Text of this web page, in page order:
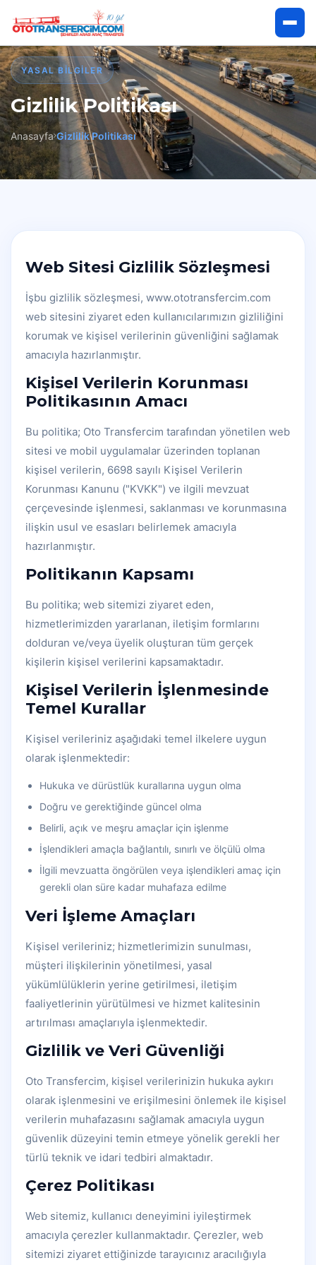
Anasayfa
Hakkımızda
Hizmetlerimiz
İletişim
Çekici Talep Et
YASAL BILGILER
Gizlilik Politikası
Anasayfa Gizlilik Politikası
Web Sitesi Gizlilik Sözleşmesi
İşbu gizlilik sözleşmesi, www.ototransfercim.com
web sitesini ziyaret eden kullanıcılarımızın gizliliğini
korumak ve kişisel verilerinin güvenliğini sağlamak
amacıyla hazırlanmıştır.
Kişisel Verilerin Korunması
Politikasının Amacı
Bu politika; Oto Transfercim tarafından yönetilen web
sitesi ve mobil uygulamalar üzerinden toplanan
kişisel verilerin, 6698 sayılı Kişisel Verilerin
Korunması Kanunu ("KVKK") ve ilgili mevzuat
çerçevesinde işlenmesi, saklanması ve korunmasına
ilişkin usul ve esasları belirlemek amacıyla
hazırlanmıştır.
Politikanın Kapsamı
Bu politika; web sitemizi ziyaret eden,
hizmetlerimizden yararlanan, iletişim formlarını
dolduran ve/veya üyelik oluşturan tüm gerçek
kişilerin kişisel verilerini kapsamaktadır.
Kişisel Verilerin İşlenmesinde
Temel Kurallar
Kişisel verileriniz aşağıdaki temel ilkelere uygun
olarak işlenmektedir:
Hukuka ve dürüstlük kurallarına uygun olma
Doğru ve gerektiğinde güncel olma
Belirli, açık ve meşru amaçlar için işlenme
İşlendikleri amaçla bağlantılı, sınırlı ve ölçülü olma
İlgili mevzuatta öngörülen veya işlendikleri amaç için
gerekli olan süre kadar muhafaza edilme
Veri İşleme Amaçları
Kişisel verileriniz; hizmetlerimizin sunulması,
müşteri ilişkilerinin yönetilmesi, yasal
yükümlülüklerin yerine getirilmesi, iletişim
faaliyetlerinin yürütülmesi ve hizmet kalitesinin
artırılması amaçlarıyla işlenmektedir.
Gizlilik ve Veri Güvenliği
Oto Transfercim, kişisel verilerinizin hukuka aykırı
olarak işlenmesini ve erişilmesini önlemek ile kişisel
verilerin muhafazasını sağlamak amacıyla uygun
güvenlik düzeyini temin etmeye yönelik gerekli her
türlü teknik ve idari tedbiri almaktadır.
Çerez Politikası
Web sitemiz, kullanıcı deneyimini iyileştirmek
amacıyla çerezler kullanmaktadır. Çerezler, web
sitemizi ziyaret ettiğinizde tarayıcınız aracılığıyla